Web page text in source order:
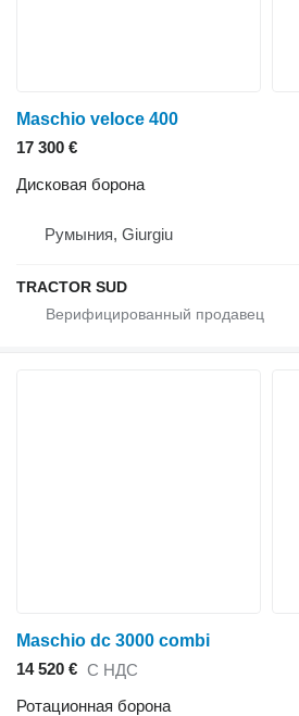
Maschio veloce 400
17 300 €
Дисковая борона
Румыния, Giurgiu
TRACTOR SUD
Maschio dc 3000 combi
14 520 € С НДС
Ротационная борона